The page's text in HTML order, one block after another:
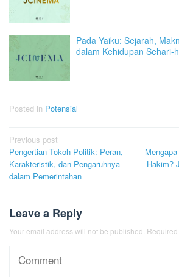
Pada Yaiku: Sejarah,
dalam Kehidupan Sehari-
Posted in Potensial
Post
navigation
Previous post
Pengertian Tokoh Politik: Peran,
Karakteristik, dan Pengaruhnya
dalam Pemerintahan
Hakim?
Leave a Reply
Your email address will not be published.